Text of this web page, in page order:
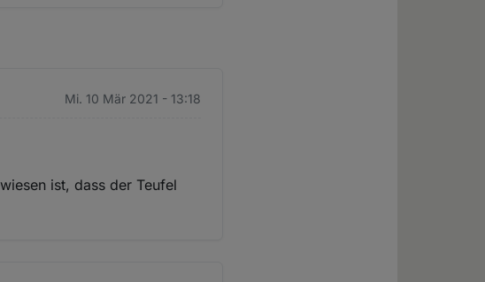
Mi. 10 Mär 2021 - 13:18
ist, dass der Teufel